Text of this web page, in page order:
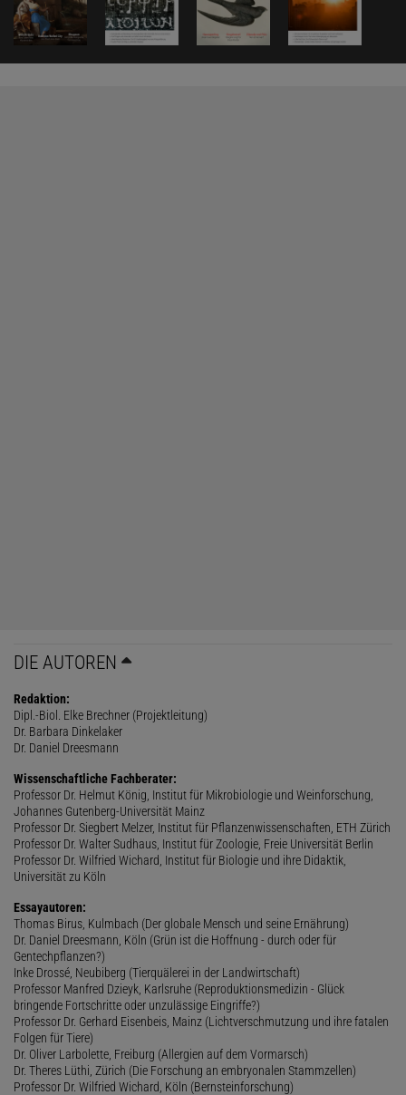
DIE AUTOREN
Redaktion:
Dipl.-Biol. Elke Brechner (Projektleitung)
Dr. Barbara Dinkelaker
Dr. Daniel Dreesmann
Wissenschaftliche Fachberater:
Professor Dr. Helmut König, Institut für Mikrobiologie und Weinforschung,
Johannes Gutenberg-Universität Mainz
Professor Dr. Siegbert Melzer, Institut für Pflanzenwissenschaften, ETH Zürich
Professor Dr. Walter Sudhaus, Institut für Zoologie, Freie Universität Berlin
Professor Dr. Wilfried Wichard, Institut für Biologie und ihre Didaktik,
Universität zu Köln
Essayautoren:
Thomas Birus, Kulmbach (Der globale Mensch und seine Ernährung)
Dr. Daniel Dreesmann, Köln (Grün ist die Hoffnung - durch oder für
Gentechpflanzen?)
Inke Drossé, Neubiberg (Tierquälerei in der Landwirtschaft)
Professor Manfred Dzieyk, Karlsruhe (Reproduktionsmedizin - Glück
bringende Fortschritte oder unzulässige Eingriffe?)
Professor Dr. Gerhard Eisenbeis, Mainz (Lichtverschmutzung und ihre fatalen
Folgen für Tiere)
Dr. Oliver Larbolette, Freiburg (Allergien auf dem Vormarsch)
Dr. Theres Lüthi, Zürich (Die Forschung an embryonalen Stammzellen)
Professor Dr. Wilfried Wichard, Köln (Bernsteinforschung)